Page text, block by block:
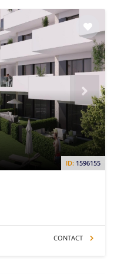
ID: 1596155
CONTACT